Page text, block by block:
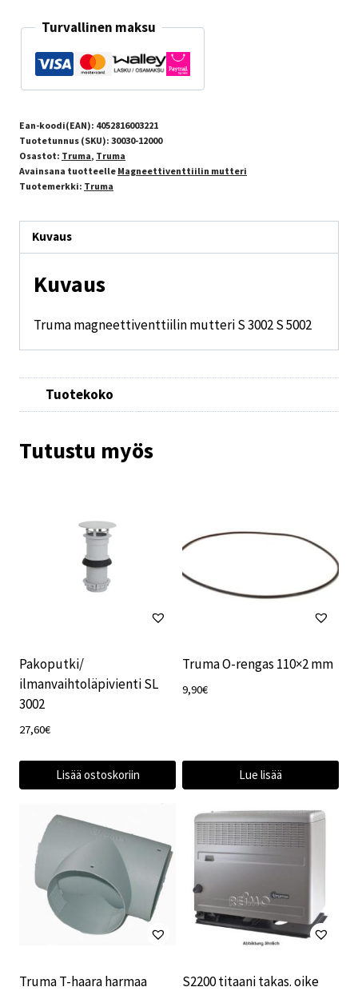
Turvallinen maksu
Ean-koodi(EAN): 4052816003221
Tuotetunnus (SKU): 30030-12000
Osastot: Truma, Truma
Avainsana tuotteelle Magneettiventtiilin mutteri
Tuotemerkki: Truma
Kuvaus
Kuvaus
Truma magneettiventtiilin mutteri S 3002 S 5002
Tuotekoko
Tutustu myös
Pakoputki/
ilmanvaihtoläpivienti SL
3002
27,60€
Lisää ostoskoriin
Truma O-rengas 110×2 mm
9,90€
Lue lisää
Truma T-haara harmaa
S2200 titaani takas. oike